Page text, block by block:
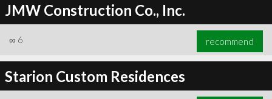
JMW Construction Co., Inc.
∞ 6 recommend
Starion Custom Residences